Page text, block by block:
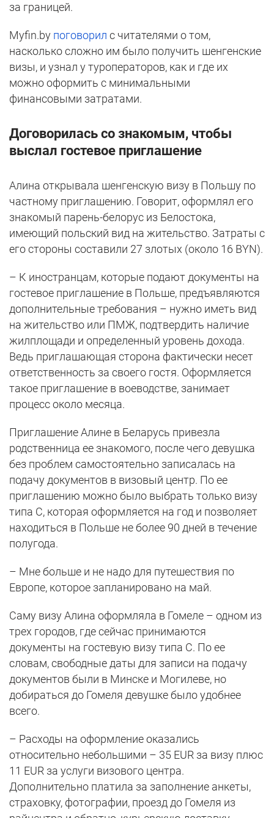
за границей.
Myfin.by поговорил с читателями о том,
насколько сложно им было получить шенгенские
визы, и узнал у туроператоров, как и где их
можно оформить с минимальными
финансовыми затратами.
Договорилась со знакомым, чтобы
выслал гостевое приглашение
Алина открывала шенгенскую визу в Польшу по
частному приглашению. Говорит, оформлял его
знакомый парень-белорус из Белостока,
имеющий польский вид на жительство. Затраты с
его стороны составили 27 злотых (около 16 BYN).
– К иностранцам, которые подают документы на
гостевое приглашение в Польше, предъявляются
дополнительные требования – нужно иметь вид
на жительство или ПМЖ, подтвердить наличие
жилплощади и определенный уровень дохода.
Ведь приглашающая сторона фактически несет
ответственность за своего гостя. Оформляется
такое приглашение в воеводстве, занимает
процесс около месяца.
Приглашение Алине в Беларусь привезла
родственница ее знакомого, после чего девушка
без проблем самостоятельно записалась на
подачу документов в визовый центр. По ее
приглашению можно было выбрать только визу
типа С, которая оформляется на год и позволяет
находиться в Польше не более 90 дней в течение
полугода.
– Мне больше и не надо для путешествия по
Европе, которое запланировано на май.
Саму визу Алина оформляла в Гомеле – одном из
трех городов, где сейчас принимаются
документы на гостевую визу типа С. По ее
словам, свободные даты для записи на подачу
документов были в Минске и Могилеве, но
добираться до Гомеля девушке было удобнее
всего.
– Расходы на оформление оказались
относительно небольшими – 35 EUR за визу плюс
11 EUR за услуги визового центра.
Дополнительно платила за заполнение анкеты,
страховку, фотографии, проезд до Гомеля из